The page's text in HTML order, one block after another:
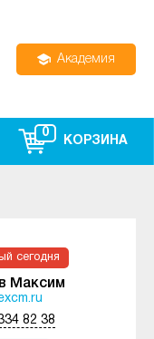
Академия
0
КОРЗИНА
сегодня
Максим
82 38